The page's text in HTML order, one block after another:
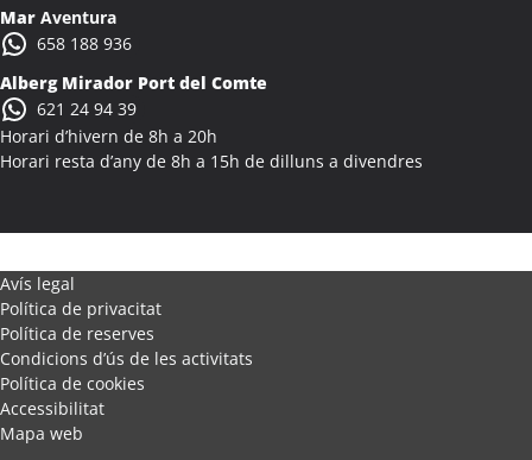
Activitats Família Amics Alcanó
Activitats Teambuilding Empreses Alcarràs
Activitats Família Amics Alcarràs
Colònies Escolars Alcarràs
Activitats Teambuilding Empreses Alcora
Activitats Família Amics Alcora
Colònies Escolars Alcora
Activitats Teambuilding Empreses Alcover
Activitats Família Amics Alcover
Colònies Escolars Alcover
Mar Aventura
658 188 936
Alberg Mirador Port del Comte
621 24 94 39
Horari d’hivern de 8h a 20h
Horari resta d’any de 8h a 15h de dilluns a divendres
Avís legal
Política de privacitat
Política de reserves
Condicions d’ús de les activitats
Política de cookies
Accessibilitat
Mapa web